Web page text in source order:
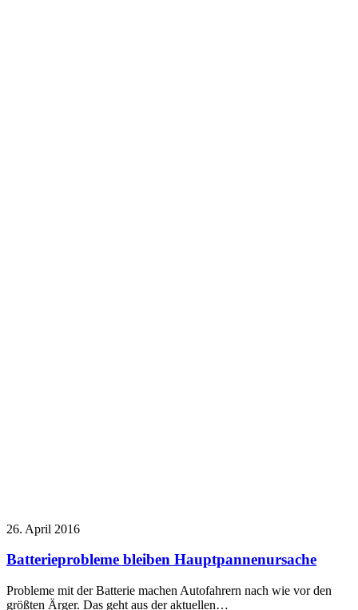
26. April 2016
Batterieprobleme bleiben Hauptpannenursache
Probleme mit der Batterie machen Autofahrern nach wie vor den
größten Ärger. Das geht aus der aktuellen…